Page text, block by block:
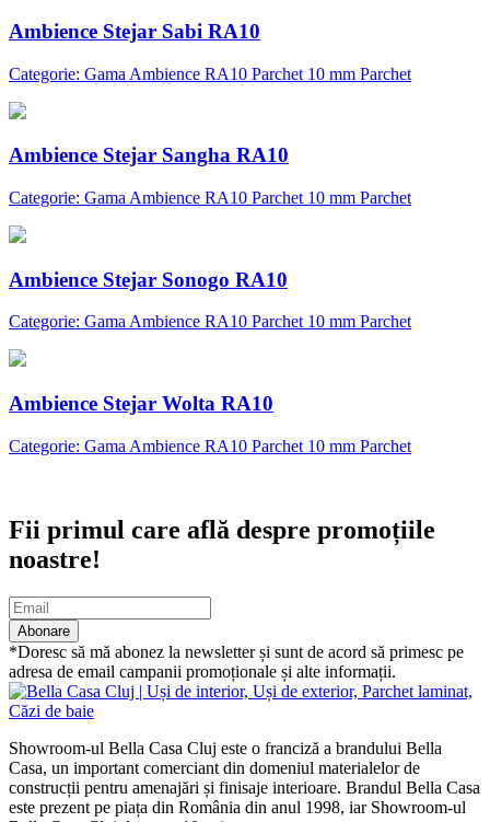
Ambience Stejar Sabi RA10
Categorie: Gama Ambience RA10 Parchet 10 mm Parchet
Ambience Stejar Sangha RA10
Categorie: Gama Ambience RA10 Parchet 10 mm Parchet
Ambience Stejar Sonogo RA10
Categorie: Gama Ambience RA10 Parchet 10 mm Parchet
Ambience Stejar Wolta RA10
Categorie: Gama Ambience RA10 Parchet 10 mm Parchet
Fii primul care află despre promoțiile
noastre!
Abonare
*Doresc să mă abonez la newsletter și sunt de acord să primesc pe
adresa de email campanii promoționale și alte informații.
Showroom-ul Bella Casa Cluj este o franciză a brandului Bella
Casa, un important comerciant din domeniul materialelor de
construcții pentru amenajări și finisaje interioare. Brandul Bella Casa
este prezent pe piața din România din anul 1998, iar Showroom-ul